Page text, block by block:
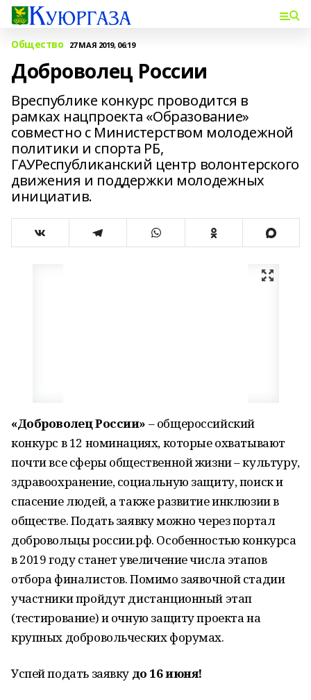
Общество 27 МАЯ 2019, 06:19
Доброволец России
Вреспублике конкурс проводится в
рамках нацпроекта «Образование»
совместно с Министерством молодежной
политики и спорта РБ,
ГАУРеспубликанский центр волонтерского
движения и поддержки молодежных
инициатив.
«Доброволец России» – общероссийский
конкурс в 12 номинациях, которые охватывают
почти все сферы общественной жизни – культуру,
здравоохранение, социальную защиту, поиск и
спасение людей, а также развитие инклюзии в
обществе. Подать заявку можно через портал
добровольцы россии.рф. Особенностью конкурса
в 2019 году станет увеличение числа этапов
отбора финалистов. Помимо заявочной стадии
участники пройдут дистанционный этап
(тестирование) и очную защиту проекта на
крупных добровольческих форумах.
Успей подать заявку до 16 июня!